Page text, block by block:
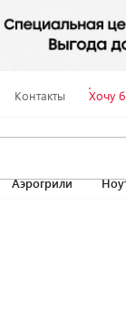
Контакты Хочу
Аэрогрили